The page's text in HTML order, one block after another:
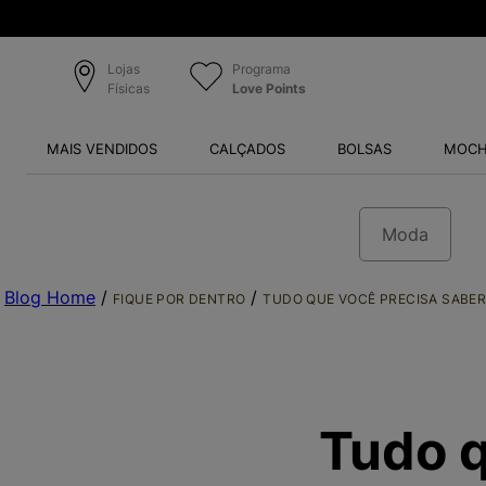
Lojas
Físicas
Programa
Love Points
MAIS VENDIDOS CALÇADOS BOLSAS
Moda
Blog Home / FIQUE POR DENTRO /TUDO QUE VOCÊ PRECISA
Tudo